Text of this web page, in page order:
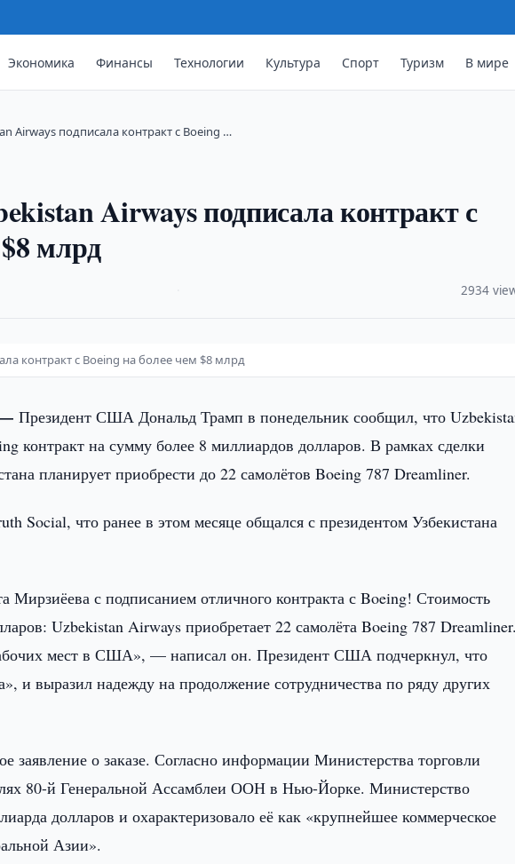
Экономика Финансы Технологии Культура Спорт Туризм В мире
Airways подписала контракт с Boeing …
Airways подписала контракт с
млрд
2934
контракт с Boeing на более чем $8 млрд
—Президент США Дональд Трамп в понедельник сообщил, что
контракт на сумму более 8 миллиардов долларов. В рамках сделки
планирует приобрести до 22 самолётов Boeing 787 Dreamliner.
Social, что ранее в этом месяце общался с президентом Узбекистана
Мирзиёева с подписанием отличного контракта с Boeing! Стоимость
Uzbekistan Airways приобретает 22 самолёта Boeing 787 Dreamliner.
мест в США», — написал он. Президент США подчеркнул, что
и выразил надежду на продолжение сотрудничества по ряду других
заявление о заказе. Согласно информации Министерства торговли
80-й Генеральной Ассамблеи ООН в Нью-Йорке. Министерство
долларов и охарактеризовало её как «крупнейшее коммерческое
Азии».